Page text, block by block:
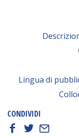
Lingua di
CONDIVIDI
f
t E